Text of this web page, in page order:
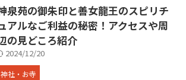
泉苑の御朱印と善女龍王のスピリチ
アルなご利益の秘密！アクセスや周
の見どころ紹介
2024/12/20
神社・お寺